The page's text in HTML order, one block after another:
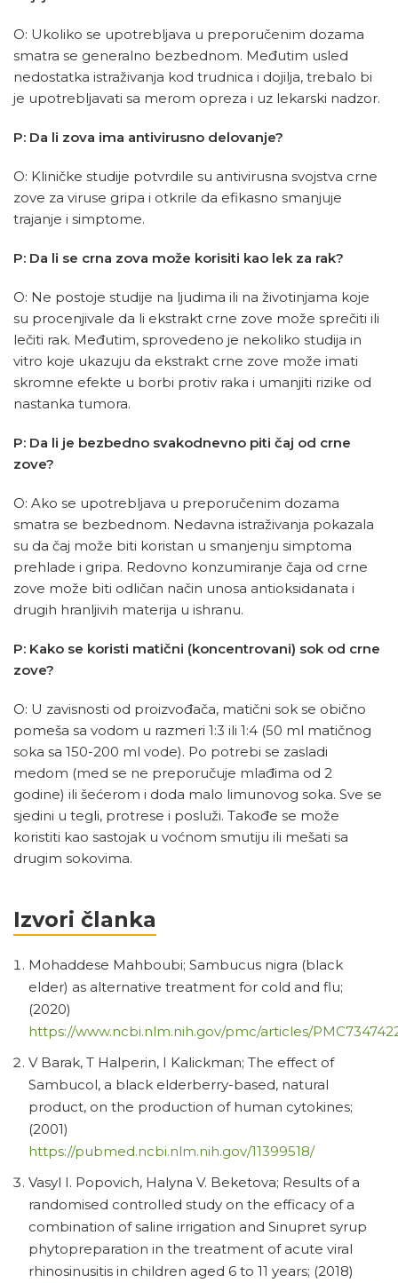
O: Ukoliko se upotrebljava u preporučenim dozama
smatra se generalno bezbednom. Međutim usled
nedostatka istraživanja kod trudnica i dojilja, trebalo bi
je upotrebljavati sa merom opreza i uz lekarski nadzor.
P: Da li zova ima antivirusno delovanje?
O: Kliničke studije potvrdile su antivirusna svojstva crne
zove za viruse gripa i otkrile da efikasno smanjuje
trajanje i simptome.
P: Da li se crna zova može korisiti kao lek za rak?
O: Ne postoje studije na ljudima ili na životinjama koje
su procenjivale da li ekstrakt crne zove može sprečiti ili
lečiti rak. Međutim, sprovedeno je nekoliko studija in
vitro koje ukazuju da ekstrakt crne zove može imati
skromne efekte u borbi protiv raka i umanjiti rizike od
nastanka tumora.
P: Da li je bezbedno svakodnevno piti čaj od crne
zove?
O: Ako se upotrebljava u preporučenim dozama
smatra se bezbednom. Nedavna istraživanja pokazala
su da čaj može biti koristan u smanjenju simptoma
prehlade i gripa. Redovno konzumiranje čaja od crne
zove može biti odličan način unosa antioksidanata i
drugih hranljivih materija u ishranu.
P: Kako se koristi matični (koncentrovani) sok od crne
zove?
O: U zavisnosti od proizvođača, matični sok se obično
pomeša sa vodom u razmeri 1:3 ili 1:4 (50 ml matičnog
soka sa 150-200 ml vode). Po potrebi se zasladi
medom (med se ne preporučuje mlađima od 2
godine) ili šećerom i doda malo limunovog soka. Sve se
sjedini u tegli, protrese i posluži. Takođe se može
koristiti kao sastojak u voćnom smutiju ili mešati sa
drugim sokovima.
Izvori članka
Mohaddese Mahboubi; Sambucus nigra (black
elder) as alternative treatment for cold and flu;
(2020)
https://www.ncbi.nlm.nih.gov/pmc/articles/
V Barak, T Halperin, I Kalickman; The effect of
Sambucol, a black elderberry-based, natural
product, on the production of human cytokines;
(2001)
https://pubmed.ncbi.nlm.nih.gov/11399518/
Vasyl I. Popovich, Halyna V. Beketova; Results of a
randomised controlled study on the efficacy of a
combination of saline irrigation and Sinupret syrup
phytopreparation in the treatment of acute viral
rhinosinusitis in children aged 6 to 11 years; (2018)